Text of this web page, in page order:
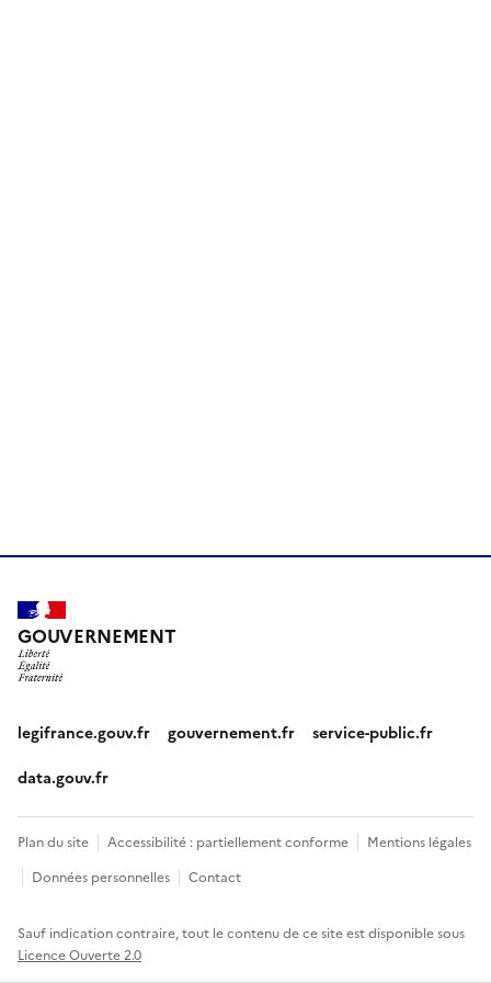
GOUVERNEMENT
legifrance.gouv.fr gouvernement.fr service-public.fr
data.gouv.fr
Plan du site Accessibilité : partiellement conforme
Mentions légales
Données personnelles
Contact
Sauf indication contraire, tout le contenu de ce site est disponible sous
Licence Ouverte 2.0